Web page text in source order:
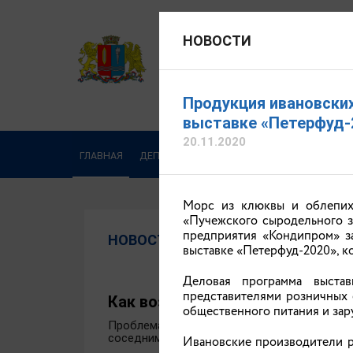
ГЛАВНАЯ ДЕПАРТАМЕНТ
НОВОСТИ
Как возродить заброшенные
Проблема изъятия
соседними регионами больше запущенной
НОВОСТИ
Продукция
выставке «Петерфуд-
20.11.2020
Морс из клюквы и
«Пучежского сыродельного
предприятия «Кондипром»
выставке «Петерфуд-2020»,
Деловая программа
представителями
общественного питания и
Ивановские производители